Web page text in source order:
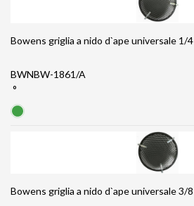
Bowens griglia a nido d`ape universale 1/4
BWNBW-1861/A
°
Bowens griglia a nido d`ape universale 3/8